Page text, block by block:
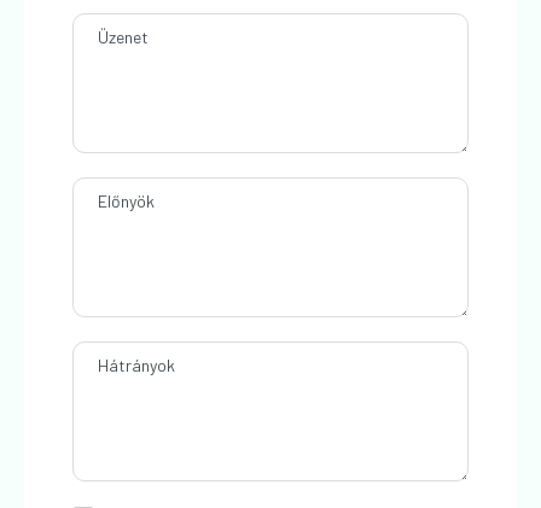
Üzenet
Előnyök
Hátrányok